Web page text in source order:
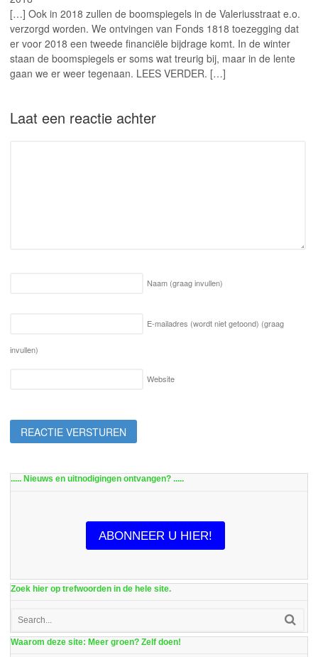
[…] Ook in 2018 zullen de boomspiegels in de Valeriusstraat e.o.
verzorgd worden. We ontvingen van Fonds 1818 toezegging dat
er voor 2018 een tweede financiële bijdrage komt. In de winter
staan de boomspiegels er soms wat treurig bij, maar in de lente
gaan we er weer tegenaan. LEES VERDER. […]
Laat een reactie achter
Naam (graag invullen)
E-mailadres (wordt niet getoond) (graag
invullen)
Website
..... Nieuws en uitnodigingen ontvangen? .....
ABONNEER U HIER!
Zoek hier op trefwoorden in de hele site.
Waarom deze site: Meer groen? Zelf doen!